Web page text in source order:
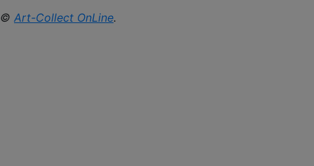
© Art-Collect OnLine.